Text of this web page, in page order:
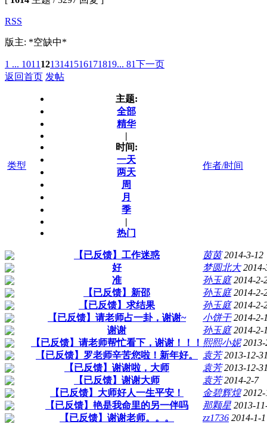
RSS
版主: *空缺中*
1 ... 1011 1213141516171819... 81下一页
返回首页 发帖
类型
主题:
全部
精华
|
时间:
一天
两天
周
月
季
|
热门
作者/时间
【已反馈】工作迷惑 茵茵 2014-3-12
好
梦圆北大 2014-
准
孙玉庭 2014-2-
【已反馈】新邵
孙玉庭 2014-2-
【已反馈】求结果
孙玉庭 2014-2-
【已反馈】请老师占一卦，谢谢~
小饼干 2014-2-
谢谢
孙玉庭 2014-2-
【已反馈】请老师帮忙看下，谢谢！！！ 熙熙小妮
【已反馈】罗老师辛苦您啦！新年好。
袁芳 2013-12-
【已反馈】谢谢啦，大师
袁芳 2013-12-
【已反馈】谢谢大师
袁芳 2014-2-7
【已反馈】大师好人一生平安！
金碧辉煌
【已反馈】艳是我命里的另一伴吗
那颗星 2013-
【已反馈】谢谢老师。。。
zz1736 2014-1-1